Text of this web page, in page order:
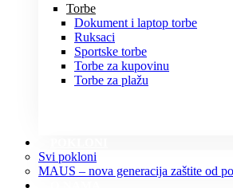
Torbe
Dokument i laptop torbe
Ruksaci
Sportske torbe
Torbe za kupovinu
Torbe za plažu
Svi pokloni
MAUS – nova generacija zaštite od